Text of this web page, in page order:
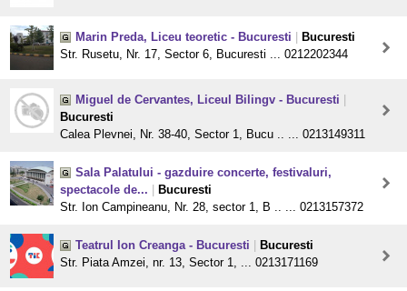
Marin Preda, Liceu teoretic - Bucuresti
Bucuresti
Str. Rusetu, Nr. 17, Sector 6, Bucuresti ... 0212202344
Miguel de Cervantes, Liceul Bilingv - Bucuresti
Bucuresti
Calea Plevnei, Nr. 38-40, Sector 1, Bucu .. ... 0213149311
Sala Palatului - gazduire concerte, festivaluri,
spectacole de...
Bucuresti
Str. Ion Campineanu, Nr. 28, sector 1, B .. ... 0213157372
Teatrul Ion Creanga - Bucuresti
Bucuresti
Str. Piata Amzei, nr. 13, Sector 1, ... 0213171169